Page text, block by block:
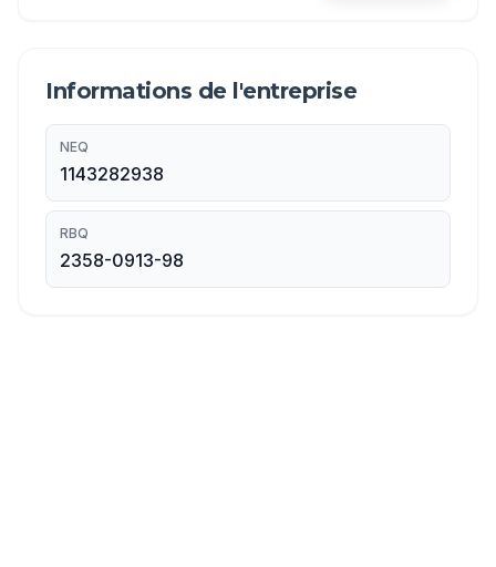
Informations de l'entreprise
NEQ
1143282938
RBQ
2358-0913-98